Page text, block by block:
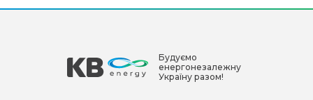
Будуємо
енергонезалежну
Україну разом!